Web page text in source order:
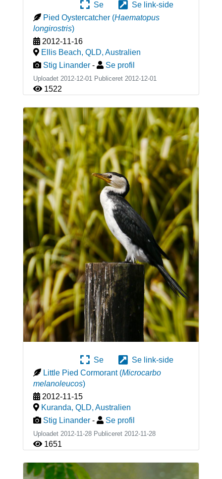
Se
Se link-side
Pied Oystercatcher (Haematopus
longirostris)
2012-11-16
Ellis Beach, QLD, Australien
Stig Linander - Se profil
Uploadet 2012-12-01 Publiceret 2012-12-01
1522
Se
Se link-side
Little Pied Cormorant (Microcarbo
melanoleucos)
2012-11-15
Kuranda, QLD, Australien
Stig Linander - Se profil
Uploadet 2012-11-28 Publiceret 2012-11-28
1651